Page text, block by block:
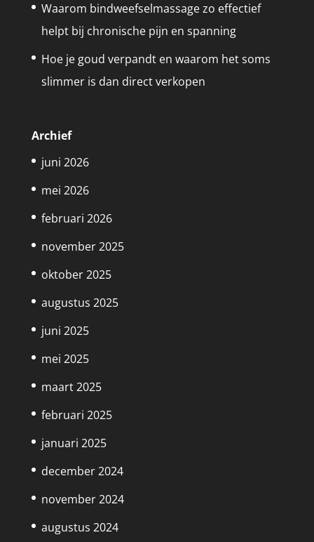
Waarom bindweefselmassage zo effectief
helpt bij chronische pijn en spanning
Hoe je goud verpandt en waarom het soms
slimmer is dan direct verkopen
Archief
juni 2026
mei 2026
februari 2026
november 2025
oktober 2025
augustus 2025
juni 2025
mei 2025
maart 2025
februari 2025
januari 2025
december 2024
november 2024
augustus 2024